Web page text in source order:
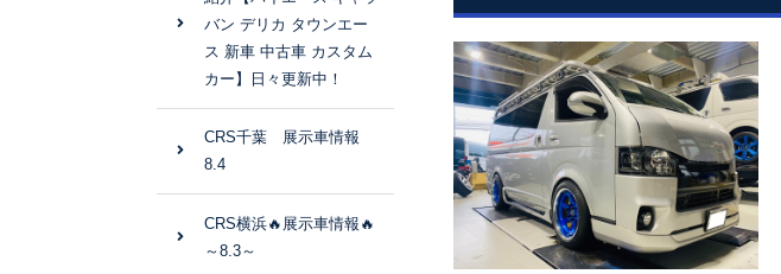
バン デリカ タウンエー
ス 新車 中古車 カスタム
カー】日々更新中！
CRS千葉 展示車情報
8.4
CRS横浜🔥展示車情報🔥
～8.3～